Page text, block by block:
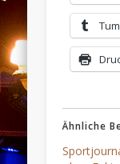
Ähnliche